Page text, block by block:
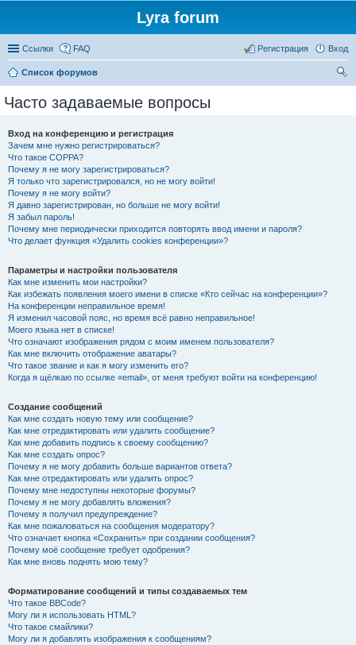
Lyra forum
Ссылки FAQ Вход
Регистрация
Список форумов
Часто задаваемые вопросы
Вход на конференцию и регистрация
Зачем мне нужно регистрироваться?
Что такое COPPA?
Почему я не могу зарегистрироваться?
Я только что зарегистрировался, но не могу войти!
Почему я не могу войти?
Я давно зарегистрирован, но больше не могу войти!
Я забыл пароль!
Почему мне периодически приходится повторять ввод имени и пароля?
Что делает функция «Удалить cookies конференции»?
Параметры и настройки пользователя
Как мне изменить мои настройки?
Как избежать появления моего имени в списке «Кто сейчас на конференции»?
На конференции неправильное время!
Я изменил часовой пояс, но время всё равно неправильное!
Моего языка нет в списке!
Что означают изображения рядом с моим именем пользователя?
Как мне включить отображение аватары?
Что такое звание и как я могу изменить его?
Когда я щёлкаю по ссылке «email», от меня требуют войти на конференцию!
Создание сообщений
Как мне создать новую тему или сообщение?
Как мне отредактировать или удалить сообщение?
Как мне добавить подпись к своему сообщению?
Как мне создать опрос?
Почему я не могу добавить больше вариантов ответа?
Как мне отредактировать или удалить опрос?
Почему мне недоступны некоторые форумы?
Почему я не могу добавлять вложения?
Почему я получил предупреждение?
Как мне пожаловаться на сообщения модератору?
Что означает кнопка «Сохранить» при создании сообщения?
Почему моё сообщение требует одобрения?
Как мне вновь поднять мою тему?
Форматирование сообщений и типы создаваемых тем
Что такое BBCode?
Могу ли я использовать HTML?
Что такое смайлики?
Могу ли я добавлять изображения к сообщениям?